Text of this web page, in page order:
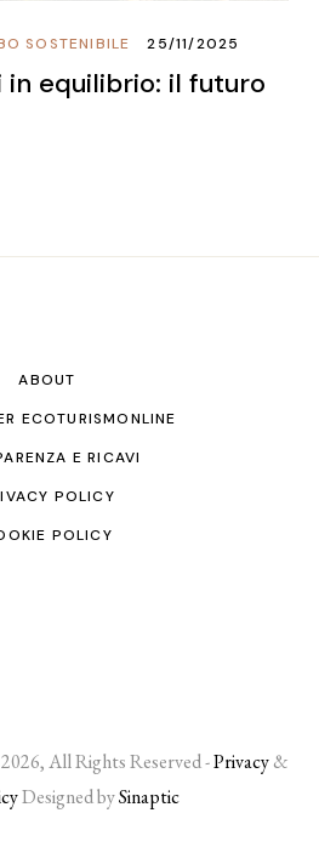
SOSTENIBILE 25/11/2025
in equilibrio: il futuro
ABOUT
ECOTURISMONLINE
E RICAVI
POLICY
POLICY
All Rights Reserved -Privacy&
Designed bySinaptic